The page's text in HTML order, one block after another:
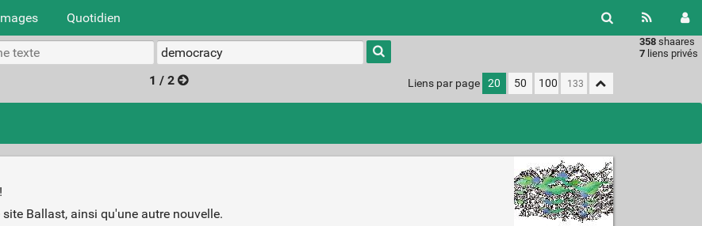
Quotidien
358 shaares
7 liens privés
Type 1 or
more
characters
results.
1 / 2 Liens par page 20 50 100
Ballast, ainsi qu'une autre nouvelle.